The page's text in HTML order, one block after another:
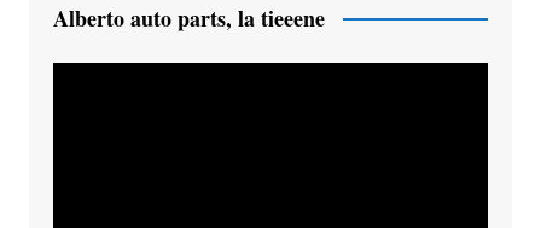
Alberto auto parts, la tieeene